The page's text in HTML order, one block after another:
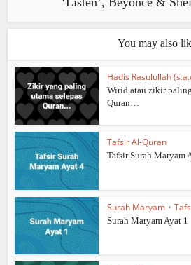
You may also
Hadis Rasulullah
Wirid atau zikir
Quran…
Tafsir Al-Quran
Tafsir Surah Maryam
Surah Maryam •
Surah Maryam Ayat 1